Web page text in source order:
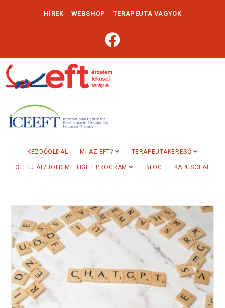
HÍREK WEBSHOP TERAPEUTA VAGYOK
KEZDŐOLDAL MI AZ EFT? TERAPEUTAKERESŐ
ÖLELJ ÁT/HOLD ME TIGHT PROGRAM BLOG KAPCSOLAT